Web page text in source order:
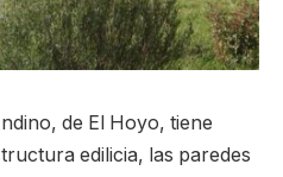
de El Hoyo, tiene
edilicia, las paredes